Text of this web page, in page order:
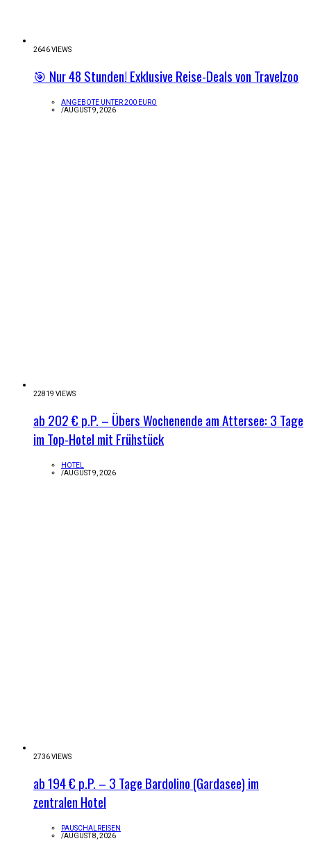
2646 VIEWS
🎯 Nur 48 Stunden! Exklusive Reise-Deals von Travelzoo
ANGEBOTE UNTER 200 EURO
/AUGUST 9, 2026
22819 VIEWS
ab 202 € p.P. – Übers Wochenende am Attersee: 3 Tage
im Top-Hotel mit Frühstück
HOTEL
/AUGUST 9, 2026
2736 VIEWS
ab 194 € p.P. – 3 Tage Bardolino (Gardasee) im
zentralen Hotel
PAUSCHALREISEN
/AUGUST 8, 2026